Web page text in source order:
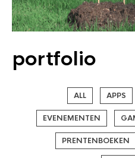
portfolio
ALL APPS
EVENEMENTEN
PRENTENBOEKEN